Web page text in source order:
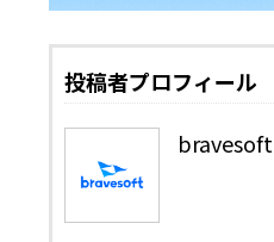
投稿者プロフィール
bravesoft